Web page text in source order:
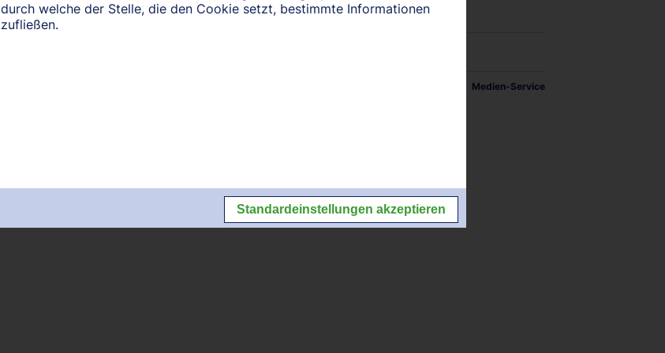
Medien-Service
durch welche der Stelle, die den Cookie setzt, bestimmte Informationen
zufließen.
Standardeinstellungen akzeptieren